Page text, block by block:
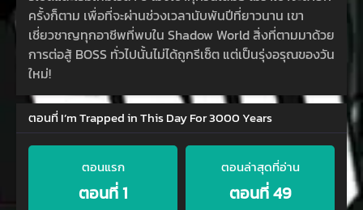
ครั้งก็ตาม เพื่อที่จะผ่านช่วงเวลานับพันปีที่ยาวนาน เขา
เชี่ยวชาญทุกอาชีพที่พบใน Shadow World สิ่งที่ตามมาด้วย
การต่อสู้ BOSS ทั่วไปนั้นไม่ได้ถูกรีเซ็ต แต่เป็นรุ่งอรุณของวัน
ใหม่!
ตอนที่ I’m Trapped in This Day For 3000 Years
ตอนแรก
ตอนที่ 1
ตอนล่าสุดที่อ่าน
ตอนที่ 49